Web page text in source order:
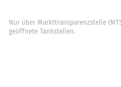
Nur über Markttransparenzstelle
geöffnete Tankstellen.